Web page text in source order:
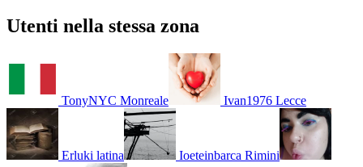
Utenti nella stessa zona
TonyNYC Monreale Ivan1976 Lecce
Erluki latina Ioeteinbarca Rimini